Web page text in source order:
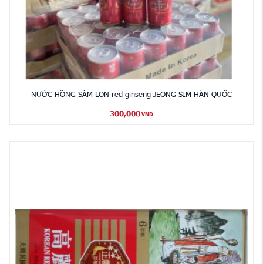
NƯỚC HỒNG SÂM LON red ginseng JEONG SIM HÀN QUỐC
300,000 VND